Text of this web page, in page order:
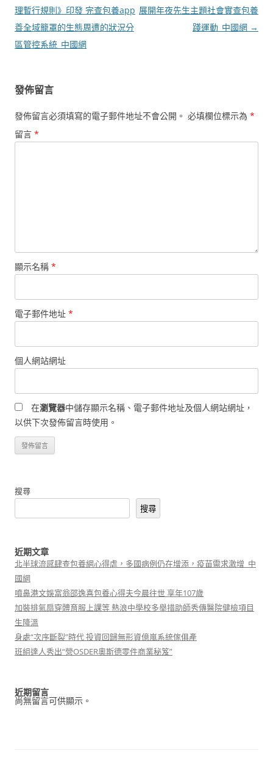
章
導
覽
理暫行規則》印發 完查包養app
善全域籠罩的生態周遭的狀況分
區管控系統_中國網
展開年夜先生主題社會實查包養
踐運動_中國網 →
發佈留言
發佈留言必須填寫的電子郵件地址不會公開。 必填欄位標示為 *
留言 *
顯示名稱 *
電子郵件地址 *
個人網站網址
在瀏覽器中儲存顯示名稱、電子郵件地址及個人網站網址，
以供下次發佈留言時使用。
搜尋
搜尋
近期文章
北半球流感肆查包養網心得虐，多國病例仍在增添，疫苗需求激增_中
國網
噴鼻港文娛富翁邵逸喜包養心得夫今晨往世 享年107歲
加裝排氣扇穿體育服上課等 熱浪中學校多舉措助師秀傳醫院健檢項目
生降溫
身處“次序斷裂”時代 投資回歸無形資億嵐系統傢俱產
班組達人秀出“營OSDER奧斯德零件商業秘笈”
近期留言
尚無留言可供顯示。